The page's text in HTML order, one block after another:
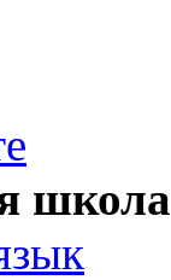
школа